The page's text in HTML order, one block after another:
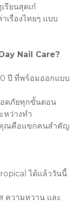
รียนสุดเก๋
เรื่องไทยๆ แบบ
Nail Care?
ปี ที่พร้อมออกแบบ
ดภัยทุกขั้นตอน
หว่างทำ
คุณคือแขกคนสำคัญ
ได้แล้ววันนี้
ความหวาน และ